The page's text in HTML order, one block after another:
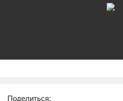
Поделиться: